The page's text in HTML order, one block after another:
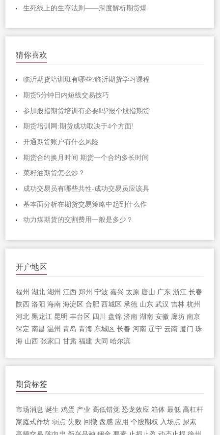
生死线上的生存法则——深度解析期货爆
猜你喜欢
临沂期货培训班有哪些?临沂期货学习课程
期货5分钟日内短线交易技巧
参加股指期货培训有必要吗?报个股指期货
期货培训网:期货成功取决于4个方面!
开通期货账户有什么风险
期货合约换月时间 期货一个合约多长时间
菜籽油期货怎么炒？
成功交易员有哪些共性-成功交易员应该具
基本面分析在期货交易策略中起到什么作
动力煤期货的交割费用一般是多少？
开户地区
福州 湖北 湖州 江西 郑州 宁波 嘉兴 太原 唐山 广东 浙江 长春
陕西 洛阳 海南 海淀区 合肥 西城区 承德 山东 武汉 吉林 杭州
河北 黑龙江 昆明 丰台区 四川 盘锦 济南 湖南 安徽 廊坊 南京
保定 南昌 温州 青岛 青海 东城区 长春 河南 辽宁 云南 厦门 珠
海 山西 张家口 甘肃 福建 大同 哈尔滨
期货标签
市场消息 诞生 鸡蛋 产业 高低错觉 恐龙效应 箱体 最低 高杠杆
家庭式作坊 弱点 失败 回撤 盘感 应用 个股期权 入场点 尿素